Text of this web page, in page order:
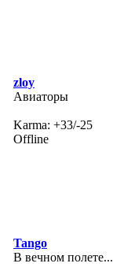
zloy
Авиаторы
Karma: +33/-25
Offline
Tango
В вечном полете...